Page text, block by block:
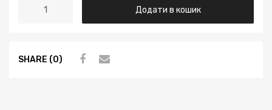
грн.9,400.00.грн.8,899.00.
Mercedes
Додати в кошик
SHARE (0)